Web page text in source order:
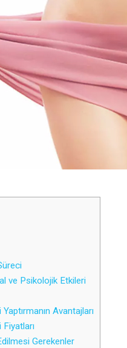
ve Psikolojik Etkileri
Avantajları
Gerekenler